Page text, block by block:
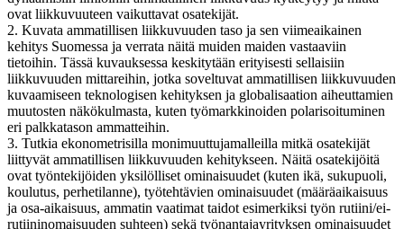
ovat liikkuvuuteen vaikuttavat osatekijät.
2. Kuvata ammatillisen liikkuvuuden taso ja sen viimeaikainen
kehitys Suomessa ja verrata näitä muiden maiden vastaaviin
tietoihin. Tässä kuvauksessa keskitytään erityisesti sellaisiin
liikkuvuuden mittareihin, jotka soveltuvat ammatillisen liikkuvuuden
kuvaamiseen teknologisen kehityksen ja globalisaation aiheuttamien
muutosten näkökulmasta, kuten työmarkkinoiden polarisoituminen
eri palkkatason ammatteihin.
3. Tutkia ekonometrisilla monimuuttujamalleilla mitkä osatekijät
liittyvät ammatillisen liikkuvuuden kehitykseen. Näitä osatekijöitä
ovat työntekijöiden yksilölliset ominaisuudet (kuten ikä, sukupuoli,
koulutus, perhetilanne), työtehtävien ominaisuudet (määräaikaisuus
ja osa-aikaisuus, ammatin vaatimat taidot esimerkiksi työn rutiini/ei-
rutiininomaisuuden suhteen) sekä työnantajayrityksen ominaisuudet